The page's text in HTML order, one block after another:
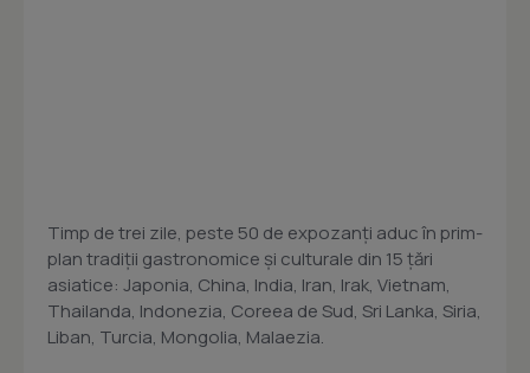
Timp de trei zile, peste 50 de expozanți aduc în prim-
plan tradiții gastronomice și culturale din 15 țări
asiatice: Japonia, China, India, Iran, Irak, Vietnam,
Thailanda, Indonezia, Coreea de Sud, Sri Lanka, Siria,
Liban, Turcia, Mongolia, Malaezia.